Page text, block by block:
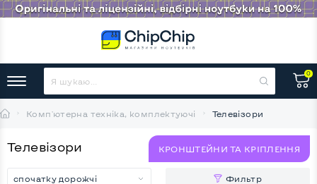
0
Комп'ютерна техніка, комплектуючі Телевізори
Телевізори КРОНШТЕЙНИ ТА КРІПЛЕННЯ
спочатку дорожчі Фильтр